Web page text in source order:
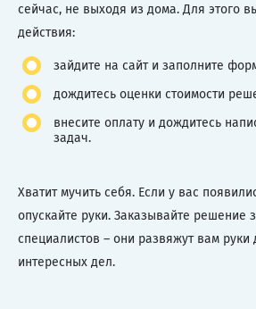
сейчас, не выходя из дома. Для этого
действия:
зайдите на сайт и заполните
дождитесь оценки стоимости
внесите оплату и дождитесь
задач.
Хватит мучить себя. Если у вас
опускайте руки. Заказывайте решение
специалистов – они развяжут вам
интересных дел.